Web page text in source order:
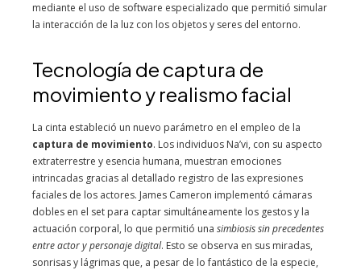
mediante el uso de software especializado que permitió simular
la interacción de la luz con los objetos y seres del entorno.
Tecnología de captura de
movimiento y realismo facial
La cinta estableció un nuevo parámetro en el empleo de la
captura de movimiento. Los individuos Na’vi, con su aspecto
extraterrestre y esencia humana, muestran emociones
intrincadas gracias al detallado registro de las expresiones
faciales de los actores. James Cameron implementó cámaras
dobles en el set para captar simultáneamente los gestos y la
actuación corporal, lo que permitió una simbiosis sin precedentes
entre actor y personaje digital. Esto se observa en sus miradas,
sonrisas y lágrimas que, a pesar de lo fantástico de la especie,